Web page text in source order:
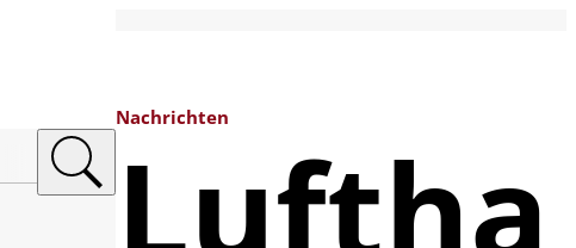
Nachrichten
Luftha